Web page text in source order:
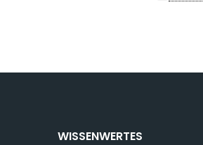
WISSENWERTES